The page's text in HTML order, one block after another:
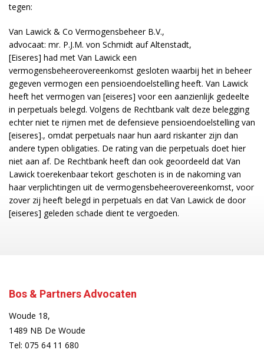
tegen:
Van Lawick & Co Vermogensbeheer B.V.,
advocaat: mr. P.J.M. von Schmidt auf Altenstadt,
[Eiseres] had met Van Lawick een
vermogensbeheerovereenkomst gesloten waarbij het in beheer
gegeven vermogen een pensioendoelstelling heeft. Van Lawick
heeft het vermogen van [eiseres] voor een aanzienlijk gedeelte
in perpetuals belegd. Volgens de Rechtbank valt deze belegging
echter niet te rijmen met de defensieve pensioendoelstelling van
[eiseres]., omdat perpetuals naar hun aard riskanter zijn dan
andere typen obligaties. De rating van die perpetuals doet hier
niet aan af. De Rechtbank heeft dan ook geoordeeld dat Van
Lawick toerekenbaar tekort geschoten is in de nakoming van
haar verplichtingen uit de vermogensbeheerovereenkomst, voor
zover zij heeft belegd in perpetuals en dat Van Lawick de door
[eiseres] geleden schade dient te vergoeden.
Bos & Partners Advocaten
Woude 18,
1489 NB De Woude
Tel: 075 64 11 680